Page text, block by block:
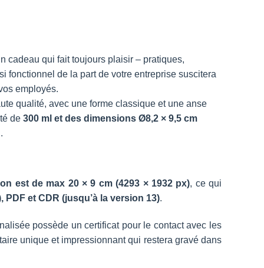
cadeau qui fait toujours plaisir – pratiques,
fonctionnel de la part de votre entreprise suscitera
employés.
qualité, avec une forme classique et une anse
de 300 ml et des dimensions Ø8,2 × 9,5 cm
est de max 20 × 9 cm (4293 × 1932 px), ce qui
et CDR (jusqu’à la version 13).
possède un certificat pour le contact avec les
unique et impressionnant qui restera gravé dans